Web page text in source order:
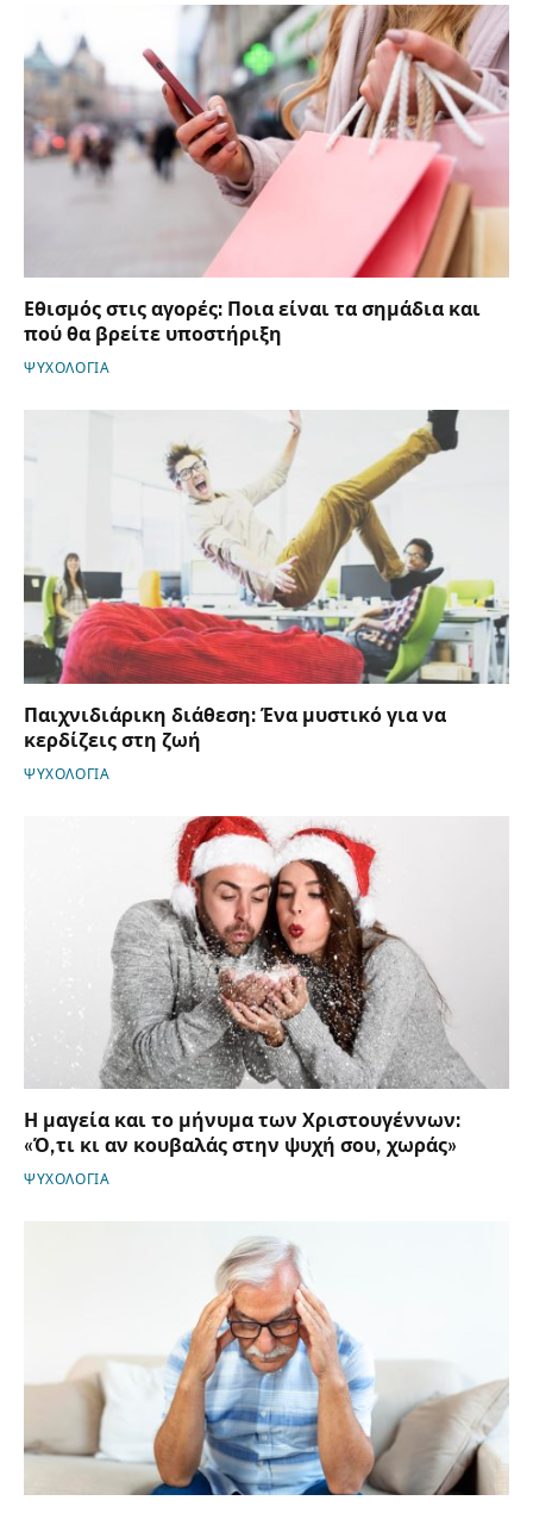
Εθισμός στις αγορές: Ποια είναι τα σημάδια και
πού θα βρείτε υποστήριξη
ΨΥΧΟΛΟΓΙΑ
Παιχνιδιάρικη διάθεση: Ένα μυστικό για να
κερδίζεις στη ζωή
ΨΥΧΟΛΟΓΙΑ
Η μαγεία και το μήνυμα των Χριστουγέννων:
«Ό,τι κι αν κουβαλάς στην ψυχή σου, χωράς»
ΨΥΧΟΛΟΓΙΑ